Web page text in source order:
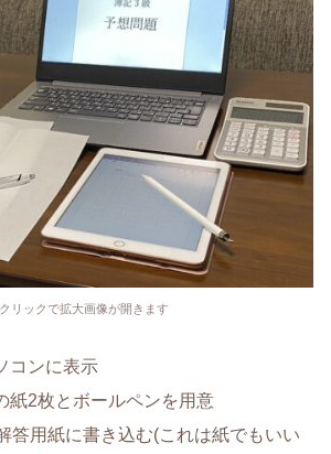
クリックで拡大画像が開きます
コンに表示
紙2枚とボールペンを用意
答用紙に書き込む(これは紙でもいい